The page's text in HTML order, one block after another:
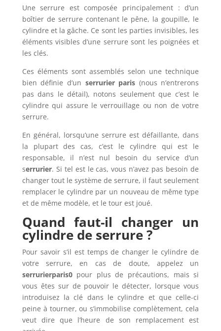
Une serrure est composée principalement : d’un
boîtier de serrure contenant le pêne, la goupille, le
cylindre et la gâche. Ce sont les parties invisibles, les
éléments visibles d’une serrure sont les poignées et
les clés.
Ces éléments sont assemblés selon une technique
bien définie d’un serrurier paris (nous n’entrerons
pas dans le détail), notons seulement que c’est le
cylindre qui assure le verrouillage ou non de votre
serrure.
En général, lorsqu’une serrure est défaillante, dans
la plupart des cas, c’est le cylindre qui est le
responsable, il n’est nul besoin du service d’un
serrurier. Si tel est le cas, vous n’avez pas besoin de
changer tout le système de serrure, il faut seulement
remplacer le cylindre par un nouveau de même type
et de même modèle, et le tour est joué.
Quand faut-il changer un
cylindre de serrure ?
Pour savoir s’il est temps de changer le cylindre de
votre serrure, en cas de doute, appelez un
serrurierparis0pour plus de précautions, mais si
vous êtes sur de pouvoir le détecter, lorsque vous
introduisez la clé dans le cylindre et que celle-ci
peine à tourner, ou s’immobilise complètement, cela
veut dire que l’heure de son remplacement est